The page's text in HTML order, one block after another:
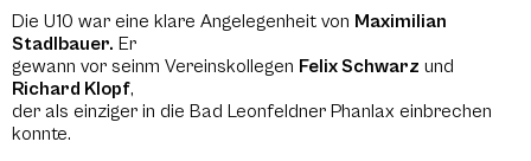
Die U10 war eine klare Angelegenheit von Maximilian
Stadlbauer. Er
gewann vor seinm Vereinskollegen Felix Schwarz und
Richard Klopf,
der als einziger in die Bad Leonfeldner Phanlax einbrechen
konnte.